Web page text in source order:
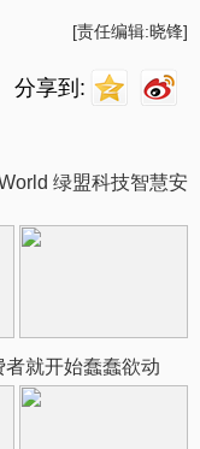
[责任编辑:晓锋]
分享到:
绿盟科技智慧安
就开始蠢蠢欲动